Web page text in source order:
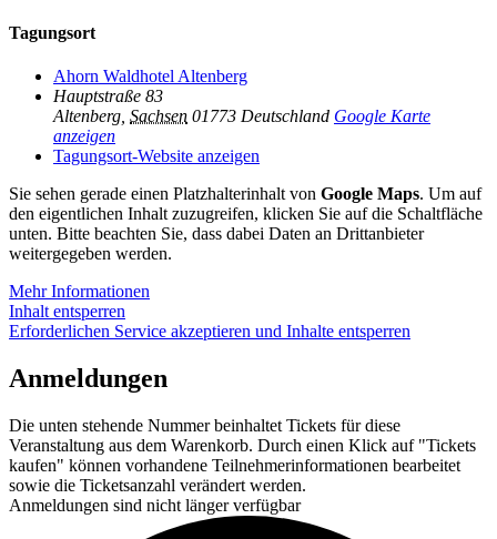
Tagungsort
Ahorn Waldhotel Altenberg
Hauptstraße 83
Altenberg Sachsen 01773 Deutschland Google Karte
anzeigen
Tagungsort-Website anzeigen
Sie sehen gerade einen Platzhalterinhalt von Google Maps. Um auf
den eigentlichen Inhalt zuzugreifen, klicken Sie auf die Schaltfläche
unten. Bitte beachten Sie, dass dabei Daten an Drittanbieter
weitergegeben werden.
Mehr Informationen
Inhalt entsperren
Erforderlichen Service akzeptieren und Inhalte entsperren
Anmeldungen
Die unten stehende Nummer beinhaltet Tickets für diese
Veranstaltung aus dem Warenkorb. Durch einen Klick auf "Tickets
kaufen" können vorhandene Teilnehmerinformationen bearbeitet
sowie die Ticketsanzahl verändert werden.
Anmeldungen sind nicht länger verfügbar